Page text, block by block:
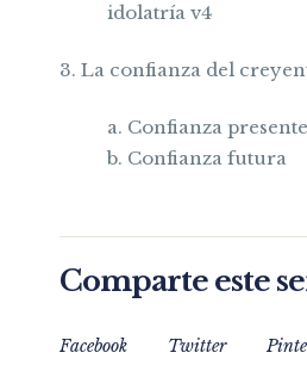
idolatría v4
3. La confianza del
a. Confianza presente
b. Confianza futura
Comparte este
Facebook Twitter